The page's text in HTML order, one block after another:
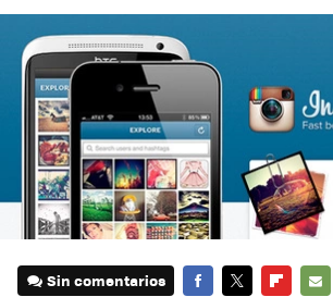
Sin comentarios